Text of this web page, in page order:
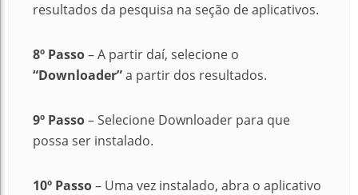
resultados da pesquisa na seção de aplicativos.
8º Passo– A partir daí, selecione o
“Downloader”a partir dos resultados.
9º Passo– Selecione Downloader para que
possa ser instalado.
10º Passo– Uma vez instalado, abra o aplicativo